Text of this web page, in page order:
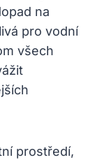
na
pro vodní
všech
prostředí,